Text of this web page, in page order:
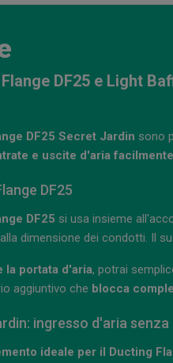
DF25 e Light
DF25 Secret Jardin sono
e uscite d'aria facilmente
DF25
DF25 si usa insieme
dimensione dei condotti. Il
la portata d'aria, potrai
aggiuntivo che blocca
ingresso d'aria
ideale per il Ducting